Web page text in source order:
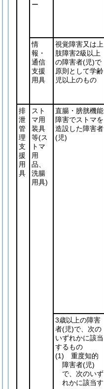
ー
情
報・
通信
支援
用具
視覚障害又は上
肢障害2級以上
の障害者(児)で
原則として学齢
児以上のもの
排
泄
管
理
支
援
用
具
スト
マ用
装具
等(ス
トマ
用
品、
洗腸
用具)
直腸・膀胱機能
障害でストマを
造設した障害者
(児)
3歳以上の障害
者(児)で、次の
いずれかに該当
するもの
(1) 重度知的
障害者(児)
で、次のいず
れかに該当す